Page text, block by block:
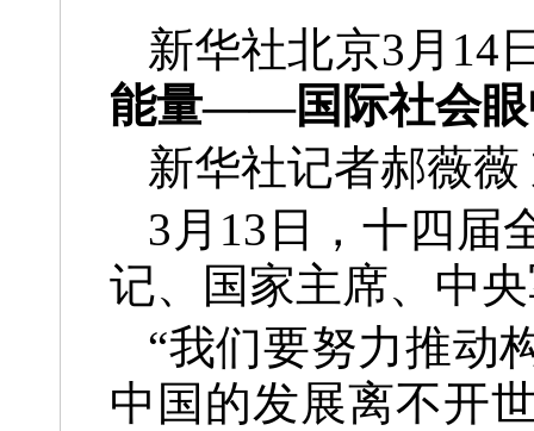
新华社北京3月14
能量——国际社会眼
新华社记者郝薇薇
3月13日，十四届
记、国家主席、中
“我们要努力推动
中国的发展离不开